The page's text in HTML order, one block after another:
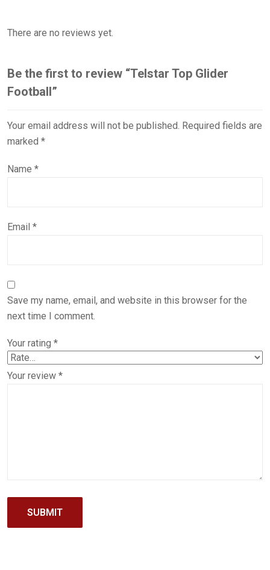
There are no reviews yet.
Be the first to review “Telstar Top Glider
Football”
Your email address will not be published. Required fields are
marked *
Name *
Email *
Save my name, email, and website in this browser for the
next time I comment.
Your rating *
Your review *